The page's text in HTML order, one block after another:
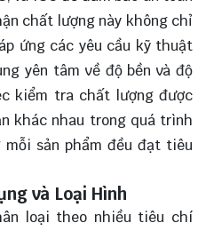
chất lượng này không chỉ
ứng các yêu cầu kỹ thuật
yên tâm về độ bền và độ
kiểm tra chất lượng được
khác nhau trong quá trình
mỗi sản phẩm đều đạt tiêu
và Loại Hình
loại theo nhiều tiêu chí